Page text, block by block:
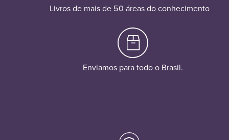
Livros de mais de 50 áreas do conhecimento
Enviamos para todo o Brasil.